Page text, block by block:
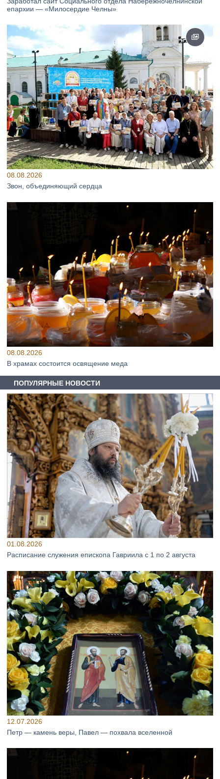
епархии — «Милосердие Челны»
08.08.2026
Звон, объединяющий сердца
08.08.2026
В храмах состоится освящение меда
ПОПУЛЯРНЫЕ НОВОСТИ
01.08.2026
Расписание служения епископа Гавриила с 1 по 2 августа
12.07.2026
Петр — камень веры, Павел — похвала вселенной